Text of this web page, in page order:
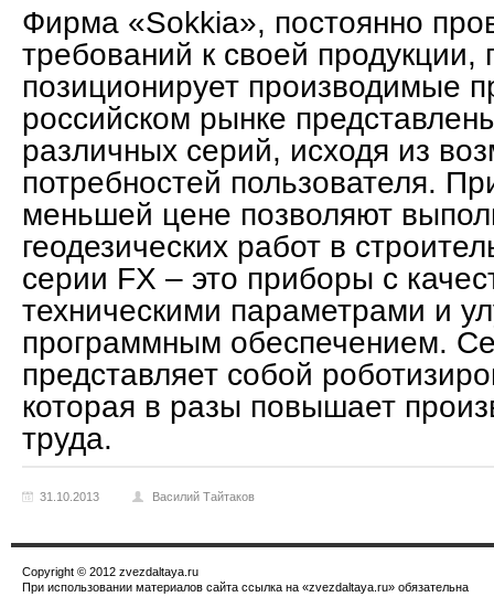
Фирма «Sokkia», постоянно
требований к своей продукции,
позиционирует производимые
российском рынке
различных серий, исходя из
потребностей пользователя.
меньшей цене позволяют
геодезических работ в
серии FX – это приборы с
техническими параметрами и
программным обеспечением.
представляет собой
которая в разы повышает
труда.
31.10.2013 Василий Тайтаков
Copyright © 2012 zvezdaltaya.ru
При использовании материалов сайта ссылка на «zvezdaltaya.ru» обязательна